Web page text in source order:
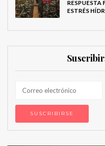
RESPUESTA
ESTRÉS